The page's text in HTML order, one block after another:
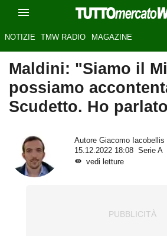
NOTIZIE TMW RADIO MAGAZINE
Maldini: "Siamo il
possiamo
Scudetto. Ho
Autore Giacomo Iacobellis
15.12.2022 18:08
Serie A
vedi letture